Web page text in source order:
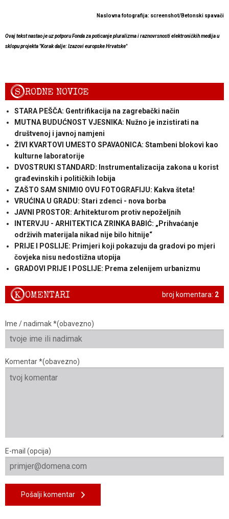
Naslovna fotografija: screenshot/Betonski spavači
Ovaj tekst nastao je uz potporu Fonda za poticanje pluralizma i raznovrsnosti elektroničkih medija u
sklopu projekta "Korak dalje: Izazovi europske Hrvatske"
SRODNE NOVICE
STARA PEŠČA: Gentrifikacija na zagrebački način
MUTNA BUDUĆNOST VJESNIKA: Nužno je inzistirati na
društvenoj i javnoj namjeni
ŽIVI KVARTOVI UMESTO SPAVAONICA: Stambeni blokovi kao
kulturne laboratorije
DVOSTRUKI STANDARD: Instrumentalizacija zakona u korist
građevinskih i političkih lobija
ZAŠTO SAM SNIMIO OVU FOTOGRAFIJU: Kakva šteta!
VRUĆINA U GRADU: Stari zdenci - nova borba
JAVNI PROSTOR: Arhitekturom protiv nepoželjnih
INTERVJU - ARHITEKTICA ZRINKA BABIĆ: „Prihvaćanje
održivih materijala nikad nije bilo hitnije“
PRIJE I POSLIJE: Primjeri koji pokazuju da gradovi po mjeri
čovjeka nisu nedostižna utopija
GRADOVI PRIJE I POSLIJE: Prema zelenijem urbanizmu
broj komentara: 2
KOMENTARI
Ime / nadimak *(obavezno)
Komentar *(obavezno)
E-mail (opcija)
Pošalji komentar